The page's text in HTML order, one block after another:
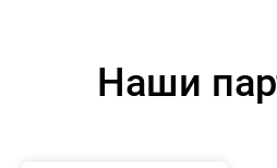
Наши